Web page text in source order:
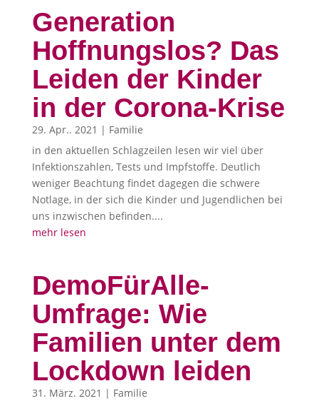
Generation
Hoffnungslos? Das
Leiden der Kinder
in der Corona-Krise
29. Apr.. 2021 | Familie
in den aktuellen Schlagzeilen lesen wir viel über
Infektionszahlen, Tests und Impfstoffe. Deutlich
weniger Beachtung findet dagegen die schwere
Notlage, in der sich die Kinder und Jugendlichen bei
uns inzwischen befinden....
mehr lesen
DemoFürAlle-
Umfrage: Wie
Familien unter dem
Lockdown leiden
31. März. 2021 | Familie